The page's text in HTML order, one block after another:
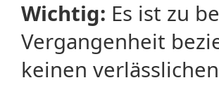
Wichtig: Es ist zu
Vergangenheit
keinen